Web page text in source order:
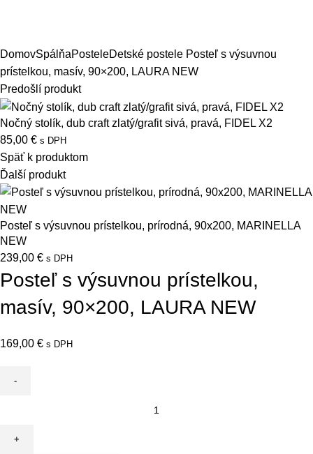
DomovSpálňaPosteleDetské postele Posteľ s výsuvnou
prístelkou, masív, 90×200, LAURA NEW
Predošlí produkt
Nočný stolík, dub craft zlatý/grafit sivá, pravá, FIDEL X2
85,00 € s DPH
Späť k produktom
Ďalší produkt
Posteľ s výsuvnou prístelkou, prírodná, 90x200, MARINELLA
NEW
239,00 € s DPH
Posteľ s výsuvnou prístelkou,
masív, 90×200, LAURA NEW
169,00 € s DPH